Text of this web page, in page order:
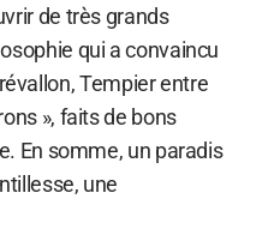
de très grands
qui a convaincu
Tempier entre
», faits de bons
En somme, un paradis
une